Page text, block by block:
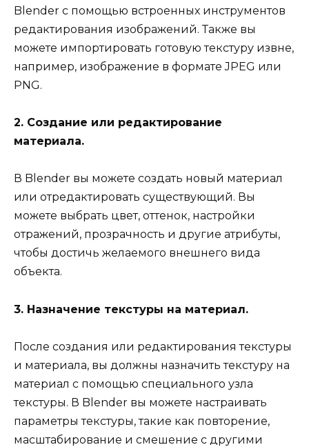
Blender с помощью встроенных инструментов
редактирования изображений. Также вы
можете импортировать готовую текстуру извне,
например, изображение в формате JPEG или
PNG.
2. Создание или редактирование
материала.
В Blender вы можете создать новый материал
или отредактировать существующий. Вы
можете выбрать цвет, оттенок, настройки
отражений, прозрачность и другие атрибуты,
чтобы достичь желаемого внешнего вида
объекта.
3. Назначение текстуры на материал.
После создания или редактирования текстуры
и материала, вы должны назначить текстуру на
материал с помощью специального узла
текстуры. В Blender вы можете настраивать
параметры текстуры, такие как повторение,
масштабирование и смешение с другими